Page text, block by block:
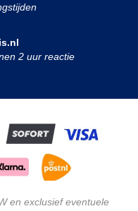
2 uur reactie
en exclusief eventuele